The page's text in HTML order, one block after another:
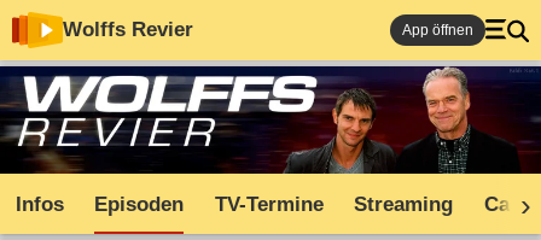
Wolffs Revier App öffnen
Infos Episoden TV-Termine Streaming Cast